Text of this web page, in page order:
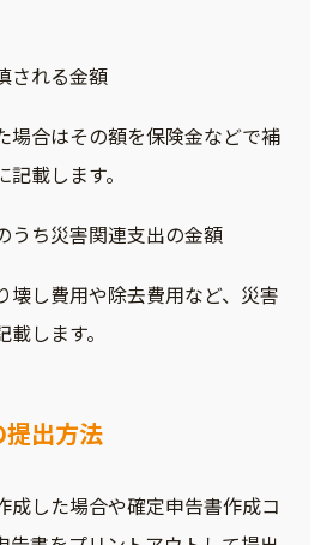
される金額
場合はその額を保険金などで補
載します。
うち災害関連支出の金額
壊し費用や除去費用など、災害
します。
出方法
成した場合や確定申告書作成コ